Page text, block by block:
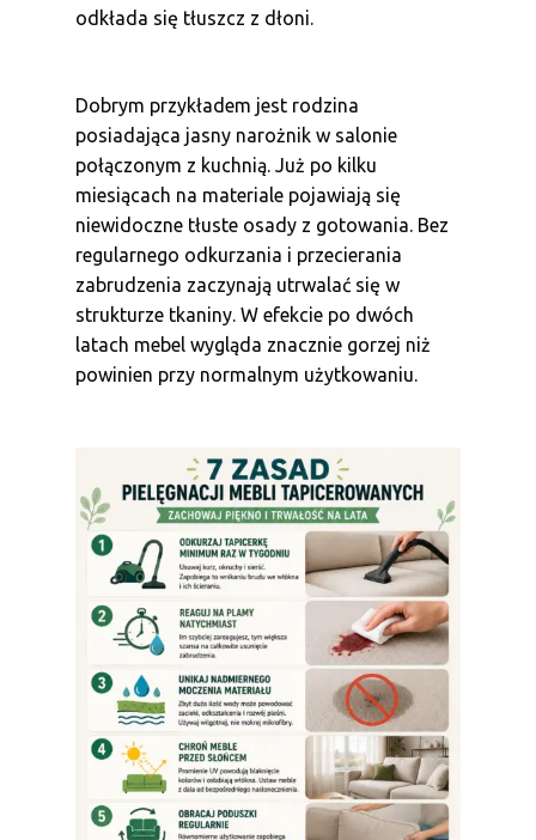
odkłada się tłuszcz z dłoni.
Dobrym przykładem jest rodzina
posiadająca jasny narożnik w salonie
połączonym z kuchnią. Już po kilku
miesiącach na materiale pojawiają się
niewidoczne tłuste osady z gotowania. Bez
regularnego odkurzania i przecierania
zabrudzenia zaczynają utrwalać się w
strukturze tkaniny. W efekcie po dwóch
latach mebel wygląda znacznie gorzej niż
powinien przy normalnym użytkowaniu.